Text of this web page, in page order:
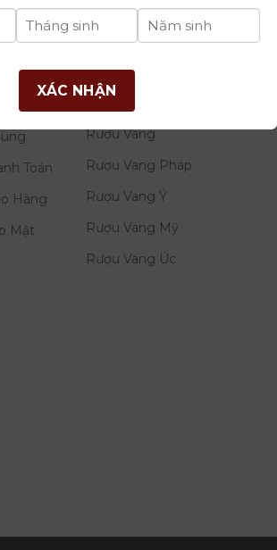
Ty
Toán
Hàng
Mật
DANH MỤC
RƯỢU
Rượu Vang
Rượu Vang Pháp
Rượu Vang Ý
Rượu Vang Mỹ
Rượu Vang Úc
XÁC NHẬN